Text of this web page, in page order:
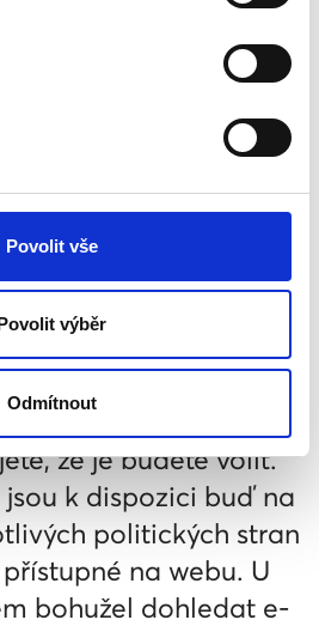
Povolit vše
výběr
Odmítnout
A abychom
pro všechny,
ty, kteří o něm
Toho můžeme
osobního
vlastních příběhů.
MÁTE DĚLAT?
1.
že je budete volit.
k dispozici buď na
politických stran
na webu. U
bohužel dohledat e-